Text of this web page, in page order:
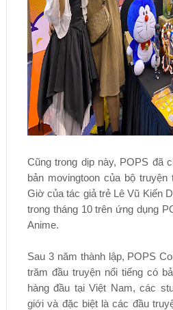
Cũng trong dịp này, POPS đã
bản movingtoon của bộ
Giờ của tác giả trẻ Lê Vũ Kiến
trong tháng 10 trên ứng dụng
Anime.
Sau 3 năm thành lập, POPS
trăm đầu truyện nổi tiếng có
hàng đầu tại Việt Nam, các
giới và đặc biệt là các đầu